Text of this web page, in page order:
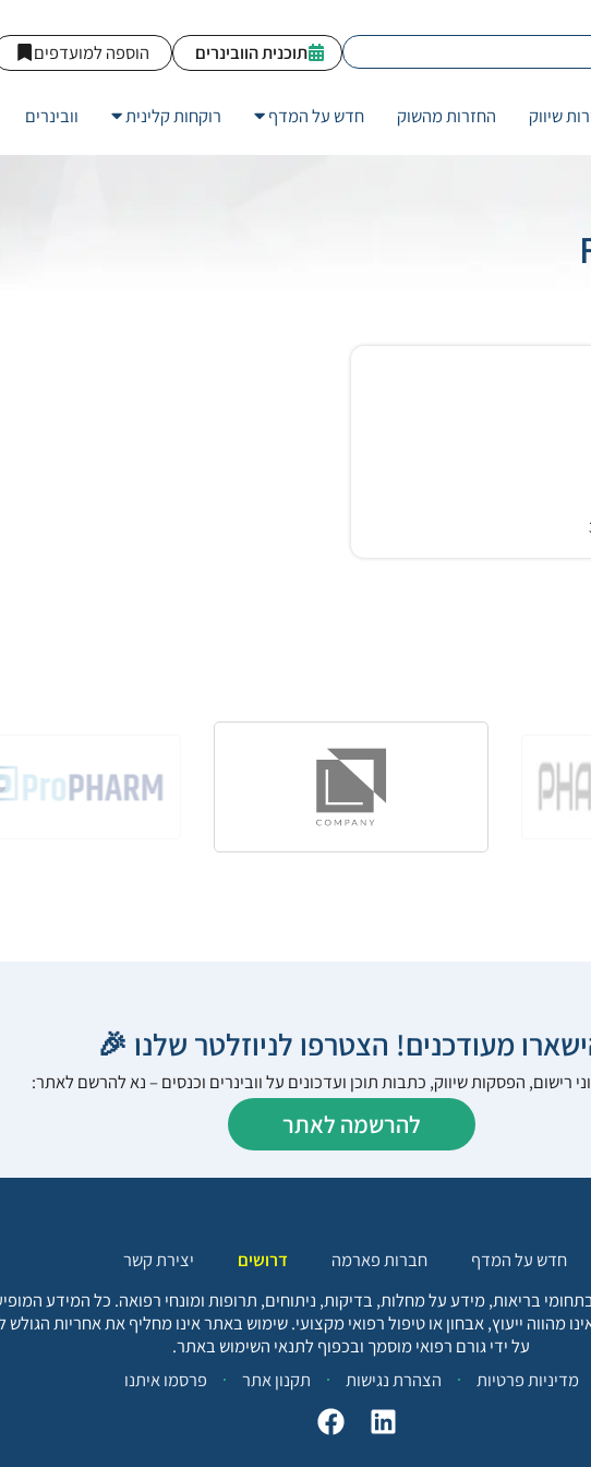
הוספה למועדפים תוכנית הוובינרים
שיווק החזרות מהשוק חדש על המדף רוקחות קלינית וובינרים
מעודכנים! הצטרפו לניוזלטר שלנו 🎉
רישום, הפסקות שיווק, כתבות תוכן ועדכונים על וובינרים וכנסים – נא להרשם לאתר:
להרשמה לאתר
חדש על המדף חברות פארמה דרושים
יצירת קשר
בריאות, מידע על מחלות, בדיקות, ניתוחים, תרופות ומונחי רפואה. כל המידע
מהווה ייעוץ, אבחון או טיפול רפואי מקצועי. שימוש באתר אינו מחליף את אחריות הגולש
על ידי גורם רפואי מוסמך ובכפוף לתנאי השימוש באתר.
מדיניות פרטיות
הצהרת נגישות תקנון אתר פרסמו איתנו